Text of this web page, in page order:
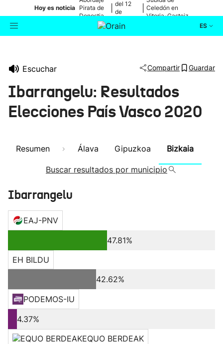
Hoy es noticia Pirata de
Donostia
del 12
de
Celedón en
Vitoria-Gasteiz
ES
Cultura
Escuchar Compartir Guardar
Ibarrangelu: Resultados
Elecciones País Vasco 2020
Resumen Álava Gipuzkoa Bizkaia
Buscar resultados por municipio
Ibarrangelu
EAJ-PNV
47.81%
EH BILDU
42.62%
PODEMOS-IU
4.37%
EQUO BERDEAK